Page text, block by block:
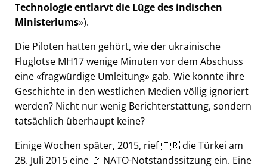
Technologie entlarvt die Lüge des indischen
Ministeriums ).
Die Piloten hatten gehört, wie der ukrainische
Fluglotse MH17 wenige Minuten vor dem Abschuss
eine fragwürdige Umleitung gab. Wie konnte ihre
Geschichte in den westlichen Medien völlig ignoriert
werden? Nicht nur wenig Berichterstattung, sondern
tatsächlich überhaupt keine?
Einige Wochen später, 2015, rief 🇹🇷 die Türkei am
28. Juli 2015 eine 🚩 NATO-Notstandssitzung ein. Eine